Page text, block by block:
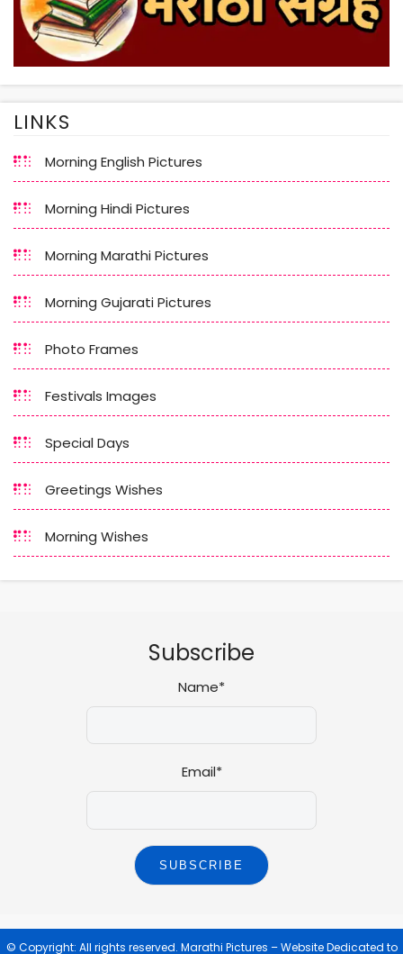
LINKS
Morning English Pictures
Morning Hindi Pictures
Morning Marathi Pictures
Morning Gujarati Pictures
Photo Frames
Festivals Images
Special Days
Greetings Wishes
Morning Wishes
Subscribe
Name*
Email*
© Copyright: All rights reserved. Marathi Pictures – Website Dedicated to